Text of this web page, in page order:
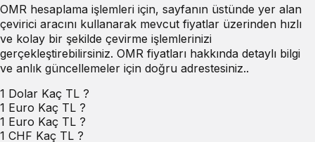
OMR hesaplama işlemleri için, sayfanın üstünde yer alan
çevirici aracını kullanarak mevcut fiyatlar üzerinden hızlı
ve kolay bir şekilde çevirme işlemlerinizi
gerçekleştirebilirsiniz. OMR fiyatları hakkında detaylı bilgi
ve anlık güncellemeler için doğru adrestesiniz..
1 Dolar Kaç TL ?
1 Euro Kaç TL ?
1 Euro Kaç TL ?
1 CHF Kaç TL ?